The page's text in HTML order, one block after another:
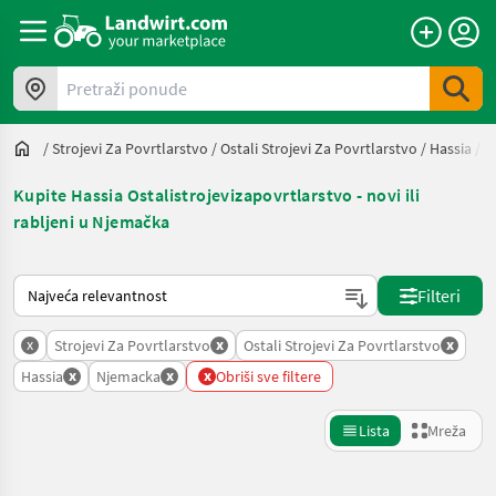
Pretraži ponude
/Strojevi Za Povrtlarstvo /Ostali Strojevi Za Povrtlarstvo / Hassia
Kupite Hassia Ostalistrojevizapovrtlarstvo - novi ili
rabljeni u Njemačka
Način na koji sortira Landwirt.com
Filteri
x Strojevi Za Povrtlarstvo x Ostali Strojevi Za Povrtlarstvo x
Hassia x Njemacka x x Obriši sve filtere
Lista Mreža